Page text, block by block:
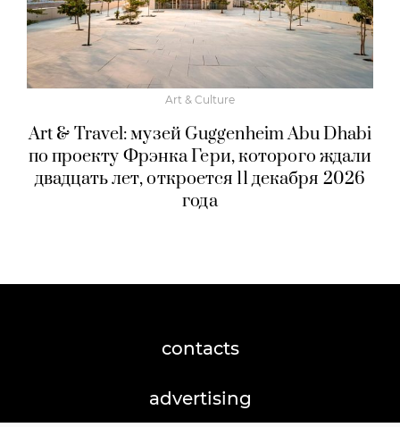
Art & Culture
Art & Travel: музей Guggenheim Abu Dhabi
по проекту Фрэнка Гери, которого ждали
двадцать лет, откроется 11 декабря 2026
года
contacts
advertising